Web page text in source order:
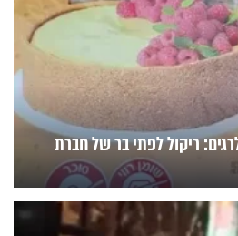
ריקול לפתי בר של חברת